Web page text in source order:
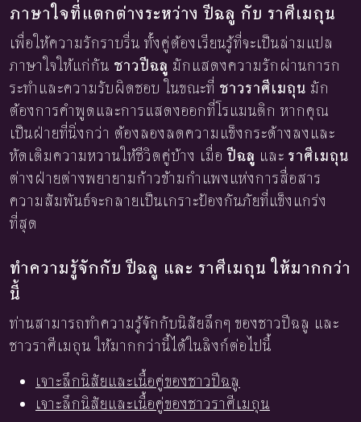
ภาษาใจที่แตกต่างระหว่าง ปีฉลู กับ ราศีเมถุน
เพื่อให้ความรักราบรื่น ทั้งคู่ต้องเรียนรู้ที่จะเป็นล่ามแปล
ภาษาใจให้แก่กัน ชาวปีฉลู มักแสดงความรักผ่านการก
ระทำและความรับผิดชอบ ในขณะที่ ชาวราศีเมถุน มัก
ต้องการคำพูดและการแสดงออกที่โรแมนติก หากคุณ
เป็นฝ่ายที่นิ่งกว่า ต้องลองลดความแข็งกระด้างลงและ
หัดเติมความหวานให้ชีวิตคู่บ้าง เมื่อปีฉลู และ ราศีเมถุน
ต่างฝ่ายต่างพยายามก้าวข้ามกำแพงแห่งการสื่อสาร
ความสัมพันธ์จะกลายเป็นเกราะป้องกันภัยที่แข็งแกร่ง
ที่สุด
ทำความรู้จักกับ ปีฉลู และ ราศีเมถุน ให้มากกว่า
นี้
ท่านสามารถทำความรู้จักกับนิสัยลึกๆ ของชาวปีฉลู และ
ชาวราศีเมถุน ให้มากกว่านี้ได้ในลิงก์ต่อไปนี้
เจาะลึกนิสัยและเนื้อคู่ของชาวปีฉลู
เจาะลึกนิสัยและเนื้อคู่ของชาวราศีเมถุน